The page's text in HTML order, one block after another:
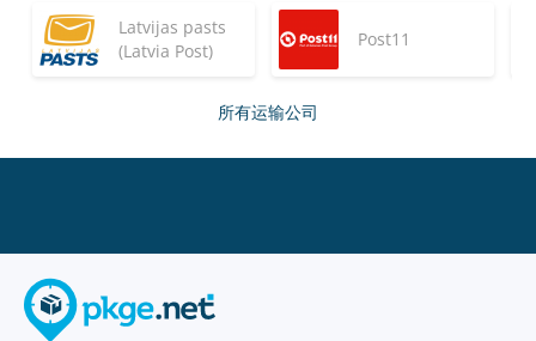
Latvijas pasts
(Latvia Post)
Post11
所有运输公司